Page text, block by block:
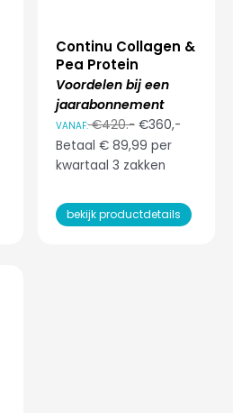
Continu Collagen &
Pea Protein
Voordelen bij een
jaarabonnement
VANAF:€420.-€360,-
Betaal € 89,99 per
kwartaal 3 zakken
bekijk productdetails